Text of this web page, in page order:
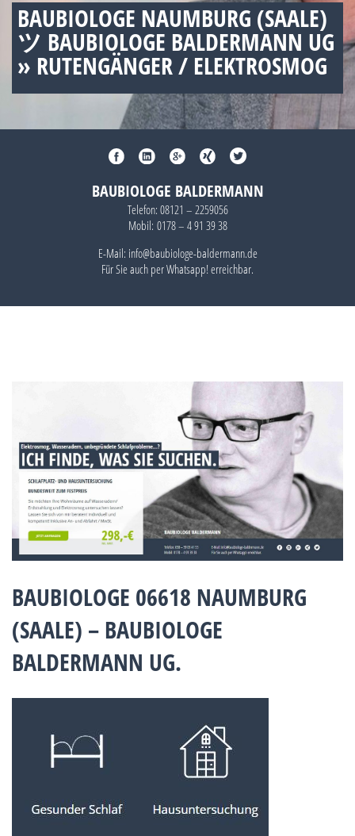
BAUBIOLOGE NAUMBURG (SAALE)
ツ BAUBIOLOGE BALDERMANN UG
» RUTENGÄNGER / ELEKTROSMOG
BAUBIOLOGE BALDERMANN
Telefon: 08121 – 2259056
Mobil: 0178 – 4 91 39 38
E-Mail: info@baubiologe-baldermann.de
Für Sie auch perWhatsapp!erreichbar.
BAUBIOLOGE 06618 NAUMBURG
(SAALE) – BAUBIOLOGE
BALDERMANN UG.